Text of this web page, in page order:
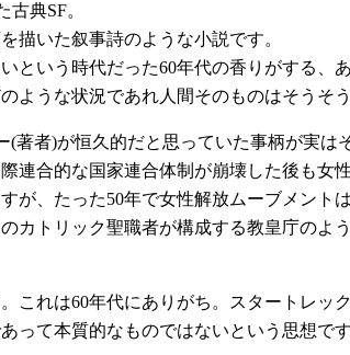
典SF。
描いた叙事詩のような小説です。
という時代だった60年代の香りがする、
ような状況であれ人間そのものはそうそ
著者)が恒久的だと思っていた事柄が実
連合的な国家連合体制が崩壊した後も女
が、たった50年で女性解放ムーブメント
カトリック聖職者が構成する教皇庁のよ
これは60年代にありがち。スタートレッ
って本質的なものではないという思想で